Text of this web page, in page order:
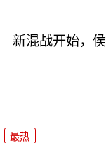
新混战开始，
最热